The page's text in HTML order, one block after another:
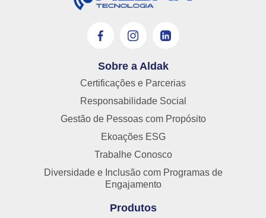
Sobre a Aldak
Certificações e Parcerias
Responsabilidade Social
Gestão de Pessoas com Propósito
Ekoações ESG
Trabalhe Conosco
Diversidade e Inclusão com Programas de
Engajamento
Produtos